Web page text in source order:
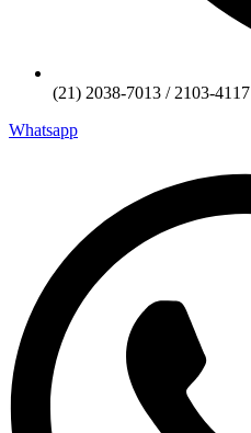
(21) 2038-7013 / 2103-4117
Whatsapp